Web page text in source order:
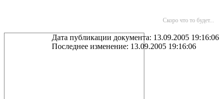
Скоро что то будет...
Дата публикации документа: 13.09.2005 19:16:06
Последнее изменение: 13.09.2005 19:16:06